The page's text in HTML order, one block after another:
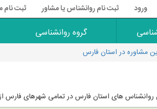
ورود ثبت نام روانشناس یا مشاور ثبت نام
گروه روانشناسی
مشاوره در استان فارس
روانشناس های استان فارس در تمامی شهرهای فارس از